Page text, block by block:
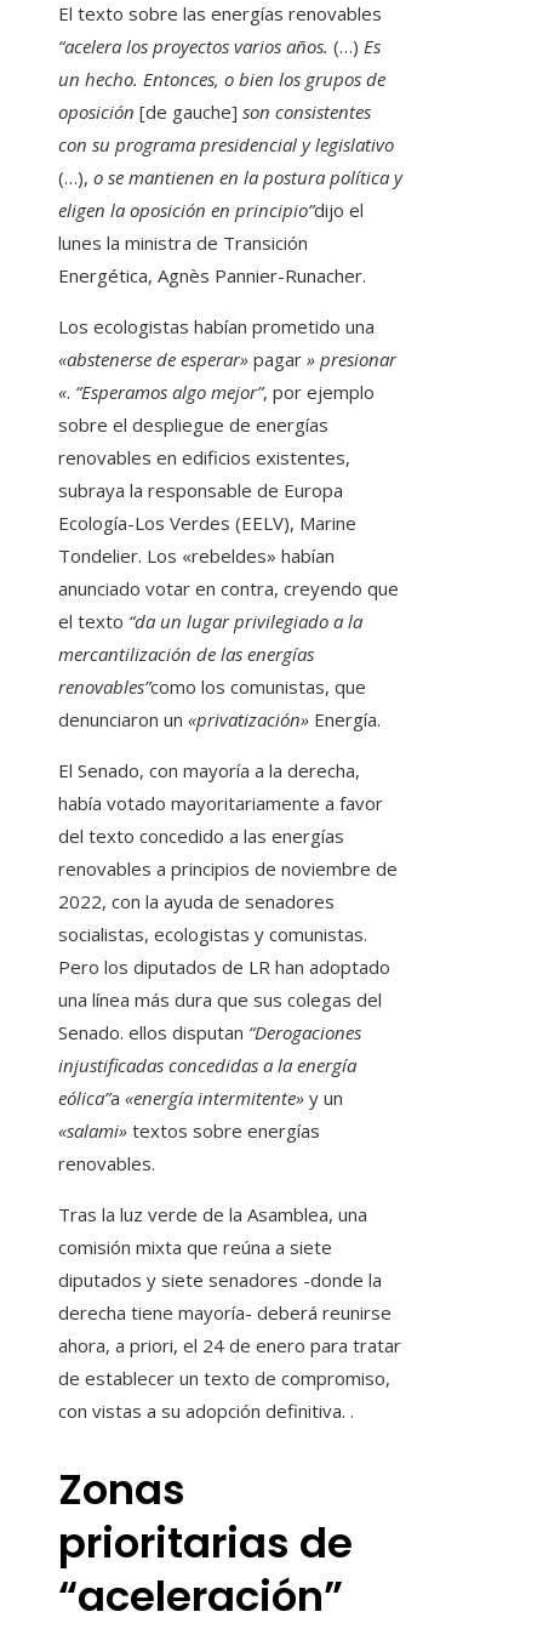
El texto sobre las energías renovables
“acelera los proyectos varios años. (…) Es
un hecho. Entonces, o bien los grupos de
oposición [de gauche] son consistentes
con su programa presidencial y legislativo
(…), o se mantienen en la postura política y
eligen la oposición en principio”dijo el
lunes la ministra de Transición
Energética, Agnès Pannier-Runacher.
Los ecologistas habían prometido una
«abstenerse de esperar» pagar » presionar
«. “Esperamos algo mejor”, por ejemplo
sobre el despliegue de energías
renovables en edificios existentes,
subraya la responsable de Europa
Ecología-Los Verdes (EELV), Marine
Tondelier. Los «rebeldes» habían
anunciado votar en contra, creyendo que
el texto “da un lugar privilegiado a la
mercantilización de las energías
renovables”como los comunistas, que
denunciaron un «privatización» Energía.
El Senado, con mayoría a la derecha,
había votado mayoritariamente a favor
del texto concedido a las energías
renovables a principios de noviembre de
2022, con la ayuda de senadores
socialistas, ecologistas y comunistas.
Pero los diputados de LR han adoptado
una línea más dura que sus colegas del
Senado. ellos disputan “Derogaciones
injustificadas concedidas a la energía
eólica”a «energía intermitente» y un
«salami» textos sobre energías
renovables.
Tras la luz verde de la Asamblea, una
comisión mixta que reúna a siete
diputados y siete senadores -donde la
derecha tiene mayoría- deberá reunirse
ahora, a priori, el 24 de enero para tratar
de establecer un texto de compromiso,
con vistas a su adopción definitiva. .
Zonas
prioritarias de
“aceleración”